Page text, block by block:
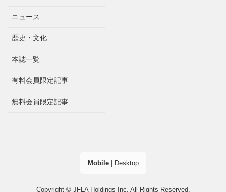
ニュース
歴史・文化
本誌一覧
有料会員限定記事
無料会員限定記事
Mobile| Desktop
Copyright © JFLA Holdings Inc. All Rights Reserved.